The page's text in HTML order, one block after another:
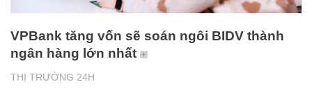
THỊ TRƯỜNG 24H
VPBank tăng vốn sẽ soán ngôi BIDV thành
ngân hàng lớn nhất